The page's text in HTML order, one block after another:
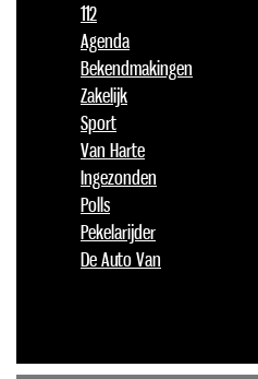
112
Agenda
Bekendmakingen
Zakelijk
Sport
Van Harte
Ingezonden
Polls
Pekelarijder
De Auto Van